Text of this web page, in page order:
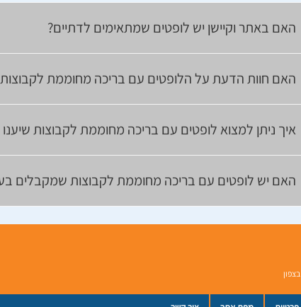
האם באתר וקיישן יש לופטים שמתאימים לדתיים?
האם חוות הדעת על הלופטים עם בריכה מחוממת
איך ניתן למצוא לופטים עם בריכה מחוממת לקבוצות
האם יש לופטים עם בריכה מחוממת לקבוצות שמקבלים